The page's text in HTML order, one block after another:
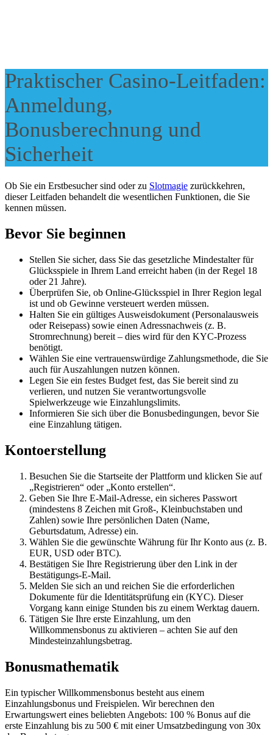
Praktischer Casino-Leitfaden:
Anmeldung,
Bonusberechnung und
Sicherheit
Ob Sie ein Erstbesucher sind oder zu Slotmagie zurückkehren,
dieser Leitfaden behandelt die wesentlichen Funktionen, die Sie
kennen müssen.
Bevor Sie beginnen
Stellen Sie sicher, dass Sie das gesetzliche Mindestalter für
Glücksspiele in Ihrem Land erreicht haben (in der Regel 18
oder 21 Jahre).
Überprüfen Sie, ob Online-Glücksspiel in Ihrer Region legal
ist und ob Gewinne versteuert werden müssen.
Halten Sie ein gültiges Ausweisdokument (Personalausweis
oder Reisepass) sowie einen Adressnachweis (z. B.
Stromrechnung) bereit – dies wird für den KYC-Prozess
benötigt.
Wählen Sie eine vertrauenswürdige Zahlungsmethode, die Sie
auch für Auszahlungen nutzen können.
Legen Sie ein festes Budget fest, das Sie bereit sind zu
verlieren, und nutzen Sie verantwortungsvolle
Spielwerkzeuge wie Einzahlungslimits.
Informieren Sie sich über die Bonusbedingungen, bevor Sie
eine Einzahlung tätigen.
Kontoerstellung
Besuchen Sie die Startseite der Plattform und klicken Sie auf
„Registrieren“ oder „Konto erstellen“.
Geben Sie Ihre E-Mail-Adresse, ein sicheres Passwort
(mindestens 8 Zeichen mit Groß-, Kleinbuchstaben und
Zahlen) sowie Ihre persönlichen Daten (Name,
Geburtsdatum, Adresse) ein.
Wählen Sie die gewünschte Währung für Ihr Konto aus (z. B.
EUR, USD oder BTC).
Bestätigen Sie Ihre Registrierung über den Link in der
Bestätigungs-E-Mail.
Melden Sie sich an und reichen Sie die erforderlichen
Dokumente für die Identitätsprüfung ein (KYC). Dieser
Vorgang kann einige Stunden bis zu einem Werktag dauern.
Tätigen Sie Ihre erste Einzahlung, um den
Willkommensbonus zu aktivieren – achten Sie auf den
Mindesteinzahlungsbetrag.
Bonusmathematik
Ein typischer Willkommensbonus besteht aus einem
Einzahlungsbonus und Freispielen. Wir berechnen den
Erwartungswert eines beliebten Angebots: 100 % Bonus auf die
erste Einzahlung bis zu 500 € mit einer Umsatzbedingung von 30x